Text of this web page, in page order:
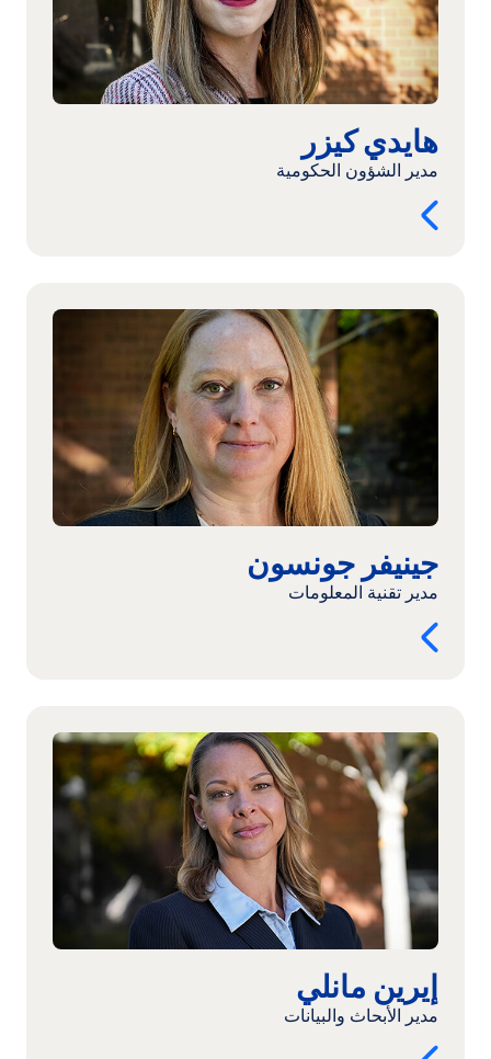
هايدي كيزر
مدير الشؤون الحكومية
المزيد:
جينيفر
جونسون
جينيفر جونسون
مدير تقنية المعلومات
المزيد:
إيرين
مانلي
إيرين مانلي
مدير الأبحاث والبيانات